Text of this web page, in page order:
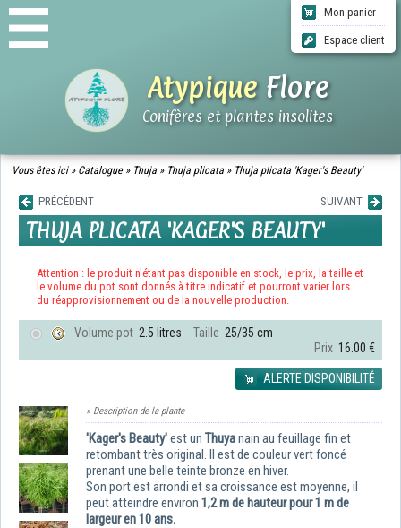
AtypiqueFlore
Conifères et plantes insolites
Mon panier
Espace client
ACCUEIL
INFOS LIVRAISONS
CGV
CONTACT
Vous êtes ici » Catalogue» Thuja » Thuja plicata » Thuja plicata 'Kager's Beauty'
PRÉCÉDENT SUIVANT
THUJA PLICATA 'KAGER'S BEAUTY'
Attention : le produit n'étant pas disponible en stock, le prix, la taille et
le volume du pot sont donnés à titre indicatif et pourront varier lors
du réapprovisionnement ou de la nouvelle production.
Volume pot 2.5 litres Taille 25/35 cm
Prix 16.00 €
ALERTE DISPONIBILITÉ
» Description de la plante
'Kager's Beauty'est un Thuyanain au feuillage fin et
retombant très original. Il est de couleur vert foncé
prenant une belle teinte bronze en hiver.
Son port est arrondi et sa croissance est moyenne, il
peut atteindre environ 1,2 m de hauteur pour 1 m de
largeur en 10 ans.